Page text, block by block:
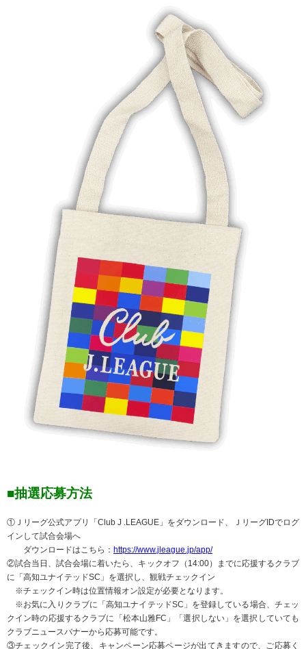
■抽選応募方法
①Ｊリーグ公式アプリ「Club J .LEAGUE」をダウンロード、ＪリーグIDでログ
インして試合会場へ
ダウンロードはこちら： https://www.jleague.jp/app/
②試合当日、試合会場に着いたら、キックオフ（14:00）までに応援するクラブ
に「高知ユナイテッドSC」を選択し、観戦チェックイン
※チェックイン時は位置情報オン設定が必要となります。
※お気に入りクラブに「高知ユナイテッドSC」を登録している場合、チェッ
クイン時の応援するクラブに「松本山雅FC」「選択しない」を選択していても
クラブニュースバナーから応募可能です。
③チェックイン完了後、キャンペーン応募ページが出てきますので、ご応募く